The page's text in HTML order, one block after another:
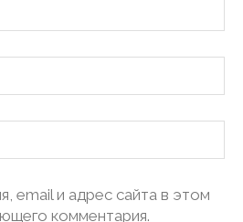
email и адрес сайта в этом
комментария.